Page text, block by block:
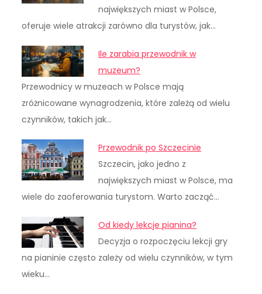
największych miast w Polsce,
oferuje wiele atrakcji zarówno dla turystów, jak…
Ile zarabia przewodnik w
muzeum?
Przewodnicy w muzeach w Polsce mają
zróżnicowane wynagrodzenia, które zależą od wielu
czynników, takich jak…
Przewodnik po Szczecinie
Szczecin, jako jedno z
największych miast w Polsce, ma
wiele do zaoferowania turystom. Warto zacząć…
Od kiedy lekcje pianina?
Decyzja o rozpoczęciu lekcji gry
na pianinie często zależy od wielu czynników, w tym
wieku…